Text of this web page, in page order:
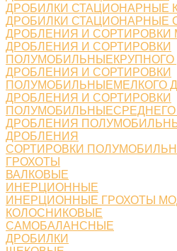
ДРОБИЛКИ СТАЦИОНАРНЫЕ
ДРОБИЛКИ СТАЦИОНАРНЫЕ
ДРОБЛЕНИЯ И СОРТИРОВКИ
ДРОБЛЕНИЯ И СОРТИРОВКИ
ПОЛУМОБИЛЬНЫЕКРУПНОГО
ДРОБЛЕНИЯ И СОРТИРОВКИ
ПОЛУМОБИЛЬНЫЕМЕЛКОГО
ДРОБЛЕНИЯ И СОРТИРОВКИ
ДРОБЛЕНИЯ
ДРОБЛЕНИЯ
СОРТИРОВКИ
ГРОХОТЫ
ВАЛКОВЫЕ
ИНЕРЦИОННЫЕ
ИНЕРЦИОННЫЕ ГРОХОТЫ
КОЛОСНИКОВЫЕ
САМОБАЛАНСНЫЕ
ДРОБИЛКИ